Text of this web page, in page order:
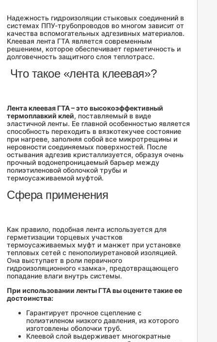
Надежность гидроизоляции стыковых соединений в
системах ППУ-трубопроводов во многом зависит от
качества вспомогательных адгезивных материалов.
Клеевая лента ГТА является современным
решением, которое обеспечивает герметичность и
долговечность защитного слоя теплотрасс.
Что такое «лента клеевая»?
Лента клеевая ГТА – это высокоэффективный
термоплавкий клей, поставляемый в виде
эластичной ленты. Ее главной особенностью является
способность переходить в вязкотекучее состояние
при нагреве, заполняя собой все микротрещины и
неровности соединяемых поверхностей. После
остывания адгезив кристаллизуется, образуя очень
прочный водонепроницаемый барьер между
полиэтиленовой оболочкой трубы и
термоусаживаемой муфтой.
Сфера применения
Как правило, подобная лента используется для
герметизации торцевых участков
термоусаживаемых муфт и манжет при установке
тепловых сетей с пенополиуретановой изоляцией.
Она выступает в роли первичного
гидроизоляционного «замка», предотвращающего
попадание влаги внутрь системы.
При использовании ленты ГТА вы оцените такие ее
достоинства:
Гарантирует прочное сцепление с
полиэтиленом низкого давления, из которого
изготовлены оболочки труб.
Клеевой слой выдерживает многократные